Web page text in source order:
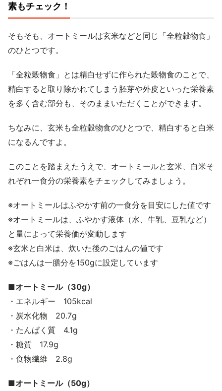
素もチェック！
そもそも、オートミールは玄米などと同じ「全粒穀物食」
のひとつです。
「全粒穀物食」とは精白せずに作られた穀物食のことで、
精白すると取り除かれてしまう胚芽や外皮といった栄養素
を多く含む部分も、そのままいただくことができます。
ちなみに、玄米も全粒穀物食のひとつで、精白すると白米
になるんですよ。
このことを踏まえたうえで、オートミールと玄米、白米そ
れぞれ一食分の栄養素をチェックしてみましょう。
※オートミールはふやかす前の一食分を目安にした値です
※オートミールは、ふやかす液体（水、牛乳、豆乳など）
と量によって栄養価が変動します
※玄米と白米は、炊いた後のごはんの値です
※ごはんは一膳分を150gに設定しています
■オートミール（30g）
・エネルギー 105kcal
・炭水化物 20.7g
・たんぱく質 4.1g
・糖質 17.9g
・食物繊維 2.8g
■オートミール（50g）